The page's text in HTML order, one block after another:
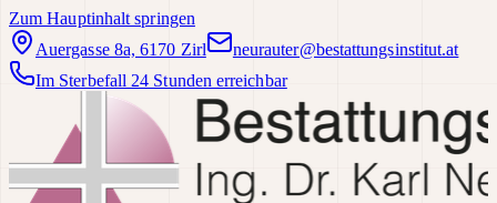
Zum Hauptinhalt springen
Auergasse 8a, 6170 Zirl
neurauter@bestattungsinstitut.at
Im Sterbefall 24 Stunden erreichbar